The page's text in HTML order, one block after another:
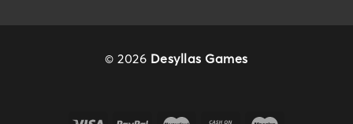
© 2026 Desyllas Games